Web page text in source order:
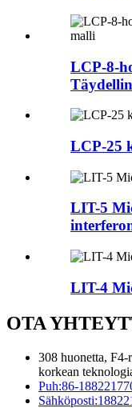
LCP-8-
LCP-25
LIT-5
LIT-4
OTA
308 huonetta,
korkean
Puh:86-
Sähköposti: